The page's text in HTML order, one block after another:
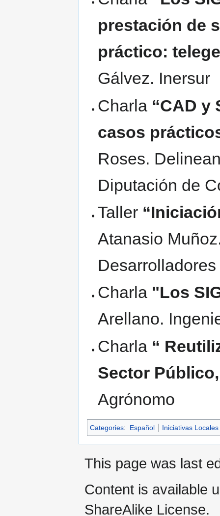
prestación de
práctico:
Gálvez. Inersur
Charla “CAD y
casos
Roses.
Diputación de
Taller
Atanasio
Charla "Los
Arellano.
Charla “
Sector
Agrónomo
Categories: Español Iniciativas Locales
This page was last
Content is available
ShareAlike License.